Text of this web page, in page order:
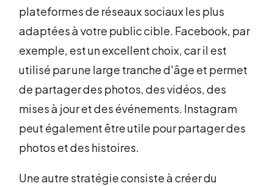
plateformes de réseaux sociaux les plus
adaptées à votre public cible. Facebook, par
exemple, est un excellent choix, car il est
utilisé par une large tranche d'âge et permet
de partager des photos, des vidéos, des
mises à jour et des événements. Instagram
peut également être utile pour partager des
photos et des histoires.
Une autre stratégie consiste à créer du